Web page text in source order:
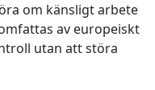
om känsligt arbete
av europeiskt
utan att störa